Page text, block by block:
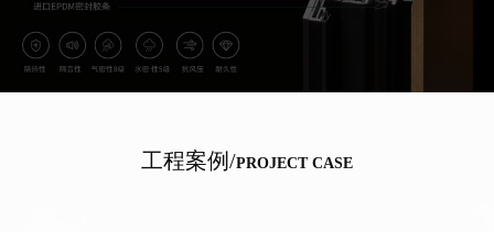
工程案例/PROJECT CASE